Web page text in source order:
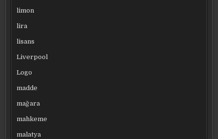
limon
lira
lisans
Liverpool
Logo
madde
mağara
mahkeme
malatya